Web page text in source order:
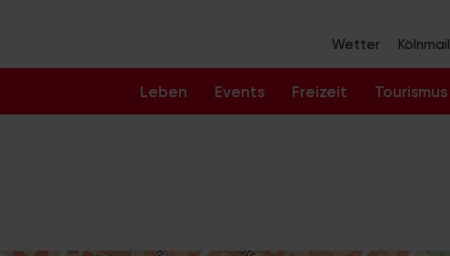
Wetter Kölnmail
Leben Events Freizeit Tourismus